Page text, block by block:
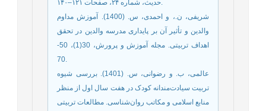
حدیث، شماره ۲۴، صفحات ۱۲۱–۱۴۰.
شریفی، ن.، و احمدی، س. (1400). آموزش مداوم
والدین و تأثیر آن بر پایداری مدرسه والدین در تحقق
اهداف تربیتی. مجله آموزش و پرورش، 30(1)، 50-
70.
عالمی، ب. و رضوانی، س. (1401). بررسی شیوه
تربیت سیادت‌مندانه کودک در هفت سال اول از منظر
منابع اسلامی و مکاتب روان‌شناسی. مطالعات تربیتی